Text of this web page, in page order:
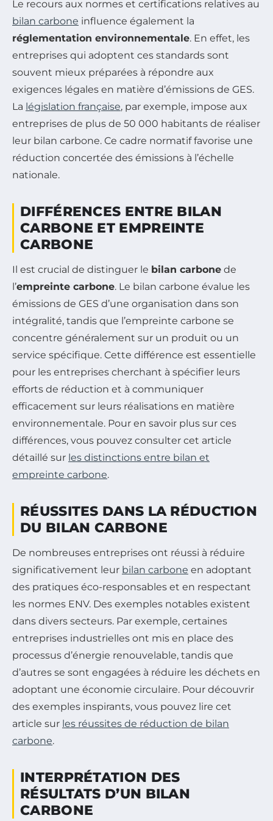
Le recours aux normes et certifications relatives au
bilan carbone influence également la
réglementation environnementale. En effet, les
entreprises qui adoptent ces standards sont
souvent mieux préparées à répondre aux
exigences légales en matière d’émissions de GES.
La législation française, par exemple, impose aux
entreprises de plus de 50 000 habitants de réaliser
leur bilan carbone. Ce cadre normatif favorise une
réduction concertée des émissions à l’échelle
nationale.
DIFFÉRENCES ENTRE BILAN
CARBONE ET EMPREINTE
CARBONE
Il est crucial de distinguer le bilan carbone de
l’empreinte carbone. Le bilan carbone évalue les
émissions de GES d’une organisation dans son
intégralité, tandis que l’empreinte carbone se
concentre généralement sur un produit ou un
service spécifique. Cette différence est essentielle
pour les entreprises cherchant à spécifier leurs
efforts de réduction et à communiquer
efficacement sur leurs réalisations en matière
environnementale. Pour en savoir plus sur ces
différences, vous pouvez consulter cet article
détaillé sur les distinctions entre bilan et
empreinte carbone.
RÉUSSITES DANS LA RÉDUCTION
DU BILAN CARBONE
De nombreuses entreprises ont réussi à réduire
significativement leur bilan carbone en adoptant
des pratiques éco-responsables et en respectant
les normes ENV. Des exemples notables existent
dans divers secteurs. Par exemple, certaines
entreprises industrielles ont mis en place des
processus d’énergie renouvelable, tandis que
d’autres se sont engagées à réduire les déchets en
adoptant une économie circulaire. Pour découvrir
des exemples inspirants, vous pouvez lire cet
article sur les réussites de réduction de bilan
carbone.
INTERPRÉTATION DES
RÉSULTATS D’UN BILAN
CARBONE